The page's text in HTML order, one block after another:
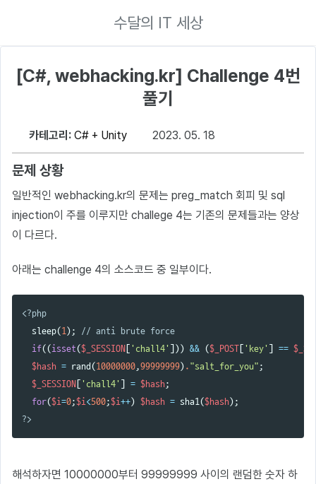
수달의 IT 세상
[C#, webhacking.kr] Challenge 4번
풀기
카테고리: C# + Unity 2023. 05. 18
문제 상황
일반적인 webhacking.kr의 문제는 preg_match 회피 및 sql
injection이 주를 이루지만 challege 4는 기존의 문제들과는 양상
이 다르다.
아래는 challenge 4의 소스코드 중 일부이다.
<?php
sleep( 1 );
// anti brute force
if(( isset($_SESSION 'chall4' ])) && ($_POST 'key' ==
$hash = rand ( 10000000,99999999) . "salt_for_you" ;
$_SESSION
'chall4' = $hash;
for($i=0;$i <500;$i++) $hash = sha1 ($hash);
?>
해석하자면 10000000부터 99999999 사이의 랜덤한 숫자 하